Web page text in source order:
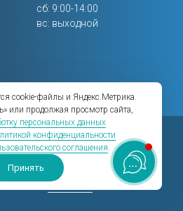
сб: 9:00-14:00
вс: выходной
информация
сайта —BTB Digital
наHostCMS
cookie-файлы и Яндекс.Метрика.
или продолжая просмотр сайта,
персональных данных
конфиденциальности
соглашения.
Принять